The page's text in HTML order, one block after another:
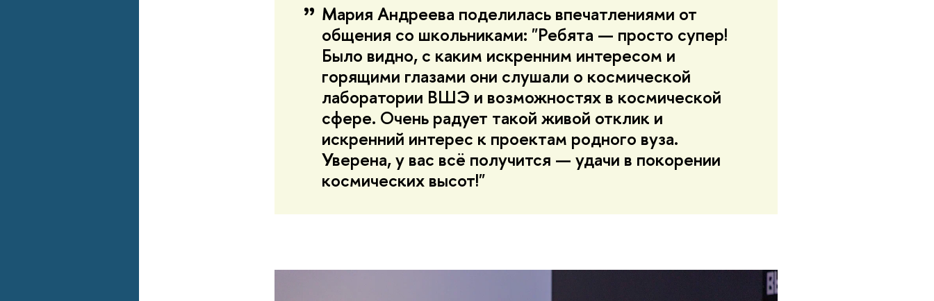
Мария Андреева поделилась впечатлениями от
общения со школьниками: "Ребята — просто супер!
Было видно, с каким искренним интересом и
горящими глазами они слушали о космической
лаборатории ВШЭ и возможностях в космической
сфере. Очень радует такой живой отклик и
искренний интерес к проектам родного вуза.
Уверена, у вас всё получится — удачи в покорении
космических высот!"